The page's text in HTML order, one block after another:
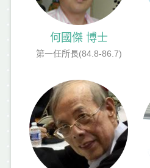
何國傑 博士
第一任所長(84.8-86.7)